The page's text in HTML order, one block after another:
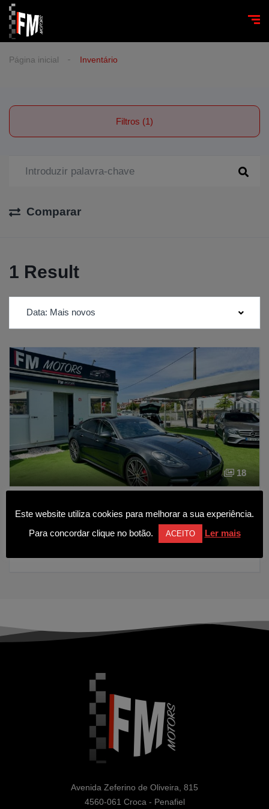
Página inicial Inventário
Filtros (1)
Comparar
1 Result
Data: Mais novos
18
89 990€
Avenida Zeferino de Oliveira, 815
4560-061 Croca - Penafiel
Este website utiliza cookies para melhorar a sua experiência.
Para concordar clique no botão.
ACEITO Ler mais